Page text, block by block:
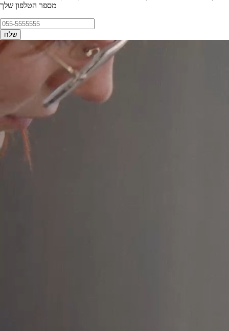
מספר הטלפון שלך
שלח